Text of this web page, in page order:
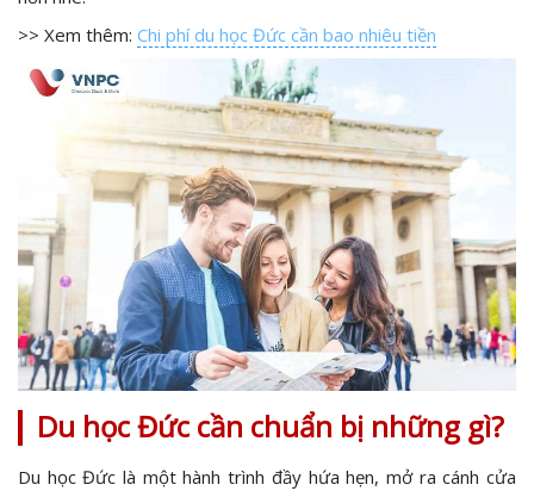
>> Xem thêm: Chi phí du học Đức cần bao nhiêu tiền
Du học Đức cần chuẩn bị những gì?
Du học Đức là một hành trình đầy hứa hẹn, mở ra cánh cửa